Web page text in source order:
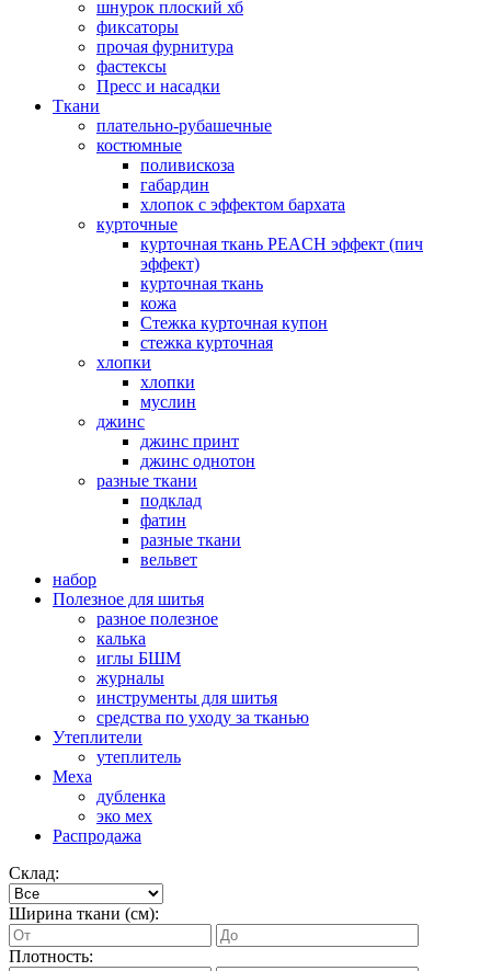
шнурок плоский хб
фиксаторы
прочая фурнитура
фастексы
Пресс и насадки
Ткани
плательно-рубашечные
костюмные
поливискоза
габардин
хлопок с эффектом бархата
курточные
курточная ткань PEACH эффект (пич
эффект)
курточная ткань
кожа
Стежка курточная купон
стежка курточная
хлопки
хлопки
муслин
джинс
джинс принт
джинс однотон
разные ткани
подклад
фатин
разные ткани
вельвет
набор
Полезное для шитья
разное полезное
калька
иглы БШМ
журналы
инструменты для шитья
средства по уходу за тканью
Утеплители
утеплитель
Меха
дубленка
эко мех
Распродажа
Склад:
Ширина ткани (см):
Плотность: